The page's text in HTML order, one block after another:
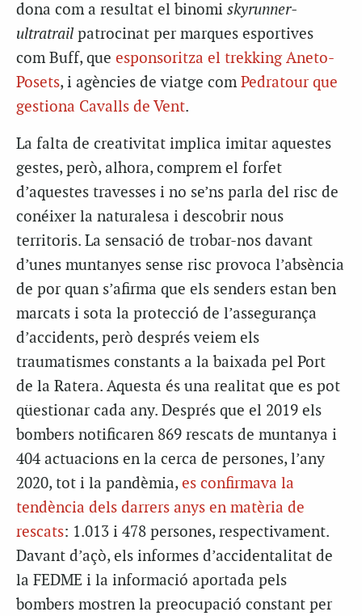
dona com a resultat el binomi skyrunner-
ultratrail patrocinat per marques esportives
com Buff, que esponsoritza el trekking Aneto-
Posets, i agències de viatge com Pedratour que
gestiona Cavalls de Vent.
La falta de creativitat implica imitar aquestes
gestes, però, alhora, comprem el forfet
d’aquestes travesses i no se’ns parla del risc de
conéixer la naturalesa i descobrir nous
territoris. La sensació de trobar-nos davant
d’unes muntanyes sense risc provoca l’absència
de por quan s’afirma que els senders estan ben
marcats i sota la protecció de l’assegurança
d’accidents, però després veiem els
traumatismes constants a la baixada pel Port
de la Ratera. Aquesta és una realitat que es pot
qüestionar cada any. Després que el 2019 els
bombers notificaren 869 rescats de muntanya i
404 actuacions en la cerca de persones, l’any
2020, tot i la pandèmia, es confirmava la
tendència dels darrers anys en matèria de
rescats: 1.013 i 478 persones, respectivament.
Davant d’açò, els informes d’accidentalitat de
la FEDME i la informació aportada pels
bombers mostren la preocupació constant per